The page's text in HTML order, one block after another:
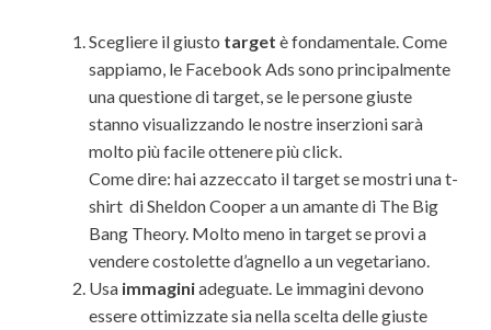
Scegliere il giusto target è fondamentale. Come
sappiamo, le Facebook Ads sono principalmente
una questione di target, se le persone giuste
stanno visualizzando le nostre inserzioni sarà
molto più facile ottenere più click.
Come dire: hai azzeccato il target se mostri una t-
shirt di Sheldon Cooper a un amante di The Big
Bang Theory. Molto meno in target se provi a
vendere costolette d’agnello a un vegetariano.
Usa immaginiadeguate. Le immagini devono
essere ottimizzate sia nella scelta delle giuste